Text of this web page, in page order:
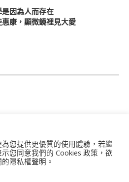
是因為人而存在
惠康，顯微鏡裡見大愛
服務條款 隱私權政策
聲明 作者群
您提供更優質的使用體驗，若繼
您同意我們的 Cookies 政策，欲
隱私權聲明。